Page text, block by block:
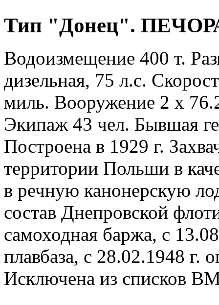
Тип "Донец".
Водоизмещение 400 т.
дизельная, 75 л.с.
миль. Вооружение 2 х
Экипаж 43 чел. Бывшая
Построена в 1929 г.
территории Польши в
в речную канонерскую
состав Днепровской
самоходная баржа, с
плавбаза, с 28.02.1948 г.
Исключена из списков